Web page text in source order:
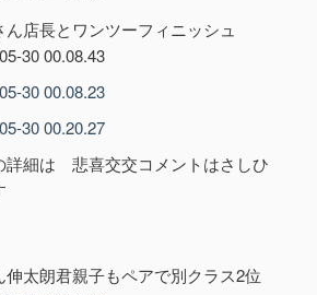
ん店長とワンツーフィニッシュ
詳細は 悲喜交交コメントはさしひ
伸太朗君親子もペアで別クラス2位